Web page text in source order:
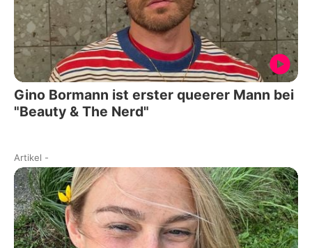
Gino Bormann ist erster queerer Mann bei
"Beauty & The Nerd"
Artikel -